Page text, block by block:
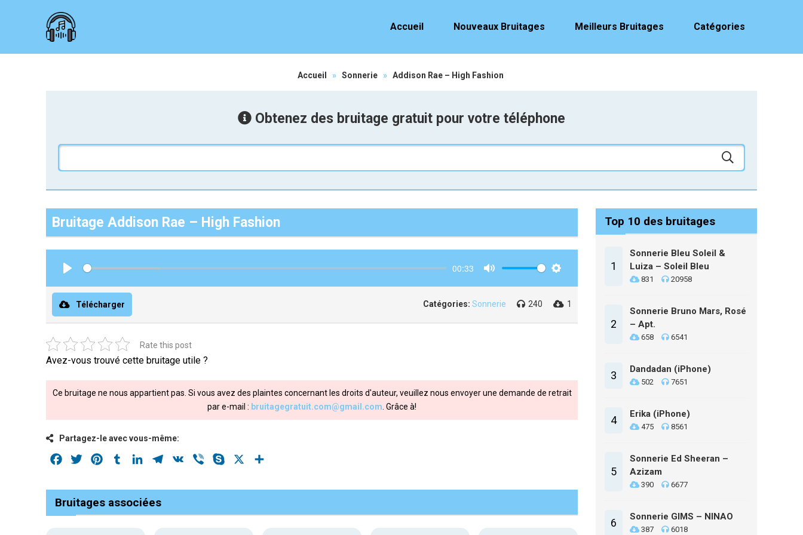
Accueil Nouveaux Bruitages Meilleurs Bruitages Catégories
Accueil » Sonnerie » Addison Rae – High Fashion
Obtenez des bruitage gratuit pour votre téléphone
Bruitage Addison Rae – High Fashion
00:33
Télécharger Catégories: Sonnerie 240 1
Rate this post
Avez-vous trouvé cette bruitage utile ?
Ce bruitage ne nous appartient pas. Si vous avez des plaintes concernant les droits d'auteur, veuillez nous envoyer une demande de retrait
par e-mail : bruitagegratuit.com@gmail.com . Grâce à!
Partagez-le avec vous-même:
Facebook
Twitter PinterestTumblrLinkedInTelegram
VK Viber Skype
Bruitages associées
Top 10 des bruitages
1
Sonnerie Bleu Soleil &
Luiza – Soleil Bleu
831 20958
2
Sonnerie Bruno Mars, Rosé
– Apt.
658 6541
3 Dandadan (iPhone)
502 7651
4 Erika (iPhone)
475 8561
5
Sonnerie Ed Sheeran –
Azizam
390 6677
6 Sonnerie GIMS – NINAO
387 6018